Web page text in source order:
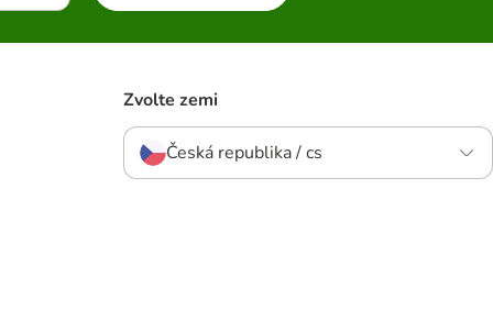
Zvolte zemi
Česká republika / cs